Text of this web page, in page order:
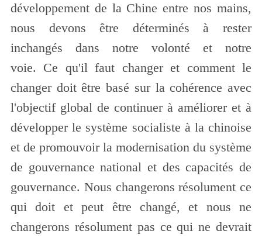
développement de la Chine entre nos mains,
nous devons être déterminés à rester
inchangés dans notre volonté et notre
voie. Ce qu'il faut changer et comment le
changer doit être basé sur la cohérence avec
l'objectif global de continuer à améliorer et à
développer le système socialiste à la chinoise
et de promouvoir la modernisation du système
de gouvernance national et des capacités de
gouvernance. Nous changerons résolument ce
qui doit et peut être changé, et nous ne
changerons résolument pas ce qui ne devrait